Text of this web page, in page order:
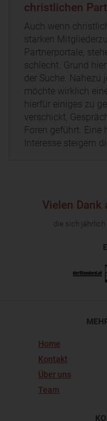
christlichen
Auch wenn
starken
Partnerportale,
schlecht. Grund
der Suche. Nahezu
möchte wirklich
hierfür einiges zu
verschickt,
Foren geführt.
Interesse steigern
Vielen Dank
die sich
Home
Kontakt
Über uns
Team